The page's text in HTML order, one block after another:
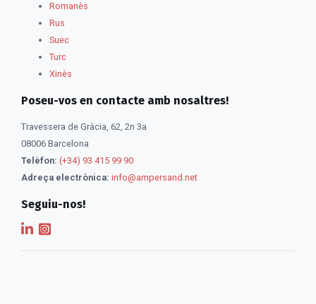
Romanès
Rus
Suec
Turc
Xinès
Poseu-vos en contacte amb nosaltres!
Travessera de Gràcia, 62, 2n 3a
08006 Barcelona
Telèfon: (+34) 93 415 99 90
Adreça electrònica: info@ampersand.net
Seguiu-nos!